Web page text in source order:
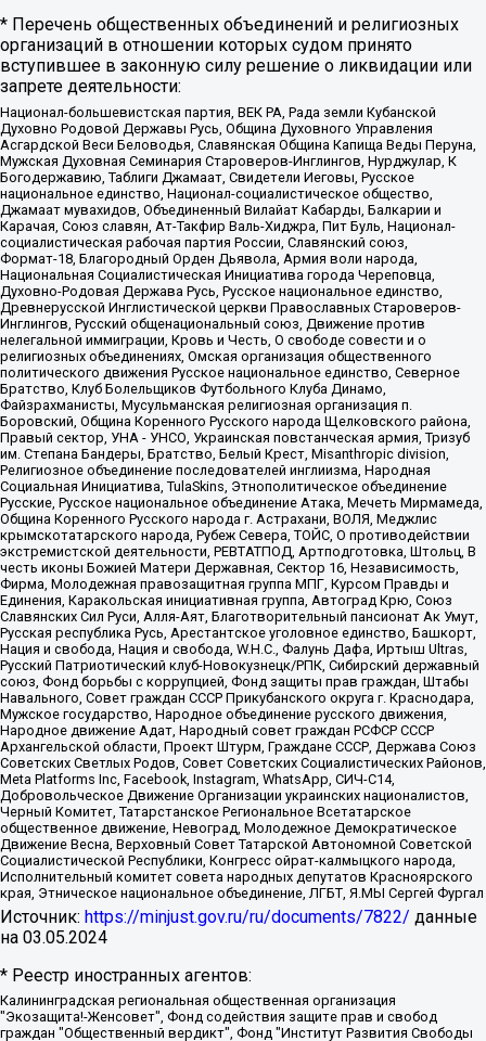
* Перечень общественных объединений и религиозных
организаций в отношении которых судом принято
вступившее в законную силу решение о ликвидации или
запрете деятельности:
Национал-большевистская партия, ВЕК РА, Рада земли Кубанской
Духовно Родовой Державы Русь, Община Духовного Управления
Асгардской Веси Беловодья, Славянская Община Капища Веды Перуна,
Мужская Духовная Семинария Староверов-Инглингов, Нурджулар, К
Богодержавию, Таблиги Джамаат, Свидетели Иеговы, Русское
национальное единство, Национал-социалистическое общество,
Джамаат мувахидов, Объединенный Вилайат Кабарды, Балкарии и
Карачая, Союз славян, Ат-Такфир Валь-Хиджра, Пит Буль, Национал-
социалистическая рабочая партия России, Славянский союз,
Формат-18, Благородный Орден Дьявола, Армия воли народа,
Национальная Социалистическая Инициатива города Череповца,
Духовно-Родовая Держава Русь, Русское национальное единство,
Древнерусской Инглистической церкви Православных Староверов-
Инглингов, Русский общенациональный союз, Движение против
нелегальной иммиграции, Кровь и Честь, О свободе совести и о
религиозных объединениях, Омская организация общественного
политического движения Русское национальное единство, Северное
Братство, Клуб Болельщиков Футбольного Клуба Динамо,
Файзрахманисты, Мусульманская религиозная организация п.
Боровский, Община Коренного Русского народа Щелковского района,
Правый сектор, УНА - УНСО, Украинская повстанческая армия, Тризуб
им. Степана Бандеры, Братство, Белый Крест, Misanthropic division,
Религиозное объединение последователей инглиизма, Народная
Социальная Инициатива, TulaSkins, Этнополитическое объединение
Русские, Русское национальное объединение Атака, Мечеть Мирмамеда,
Община Коренного Русского народа г. Астрахани, ВОЛЯ, Меджлис
крымскотатарского народа, Рубеж Севера, ТОЙС, О противодействии
экстремистской деятельности, РЕВТАТПОД, Артподготовка, Штольц, В
честь иконы Божией Матери Державная, Сектор 16, Независимость,
Фирма, Молодежная правозащитная группа МПГ, Курсом Правды и
Единения, Каракольская инициативная группа, Автоград Крю, Союз
Славянских Сил Руси, Алля-Аят, Благотворительный пансионат Ак Умут,
Русская республика Русь, Арестантское уголовное единство, Башкорт,
Нация и свобода, Нация и свобода, W.H.С., Фалунь Дафа, Иртыш Ultras,
Русский Патриотический клуб-Новокузнецк/РПК, Сибирский державный
союз, Фонд борьбы с коррупцией, Фонд защиты прав граждан, Штабы
Навального, Совет граждан СССР Прикубанского округа г. Краснодара,
Мужское государство, Народное объединение русского движения,
Народное движение Адат, Народный совет граждан РСФСР СССР
Архангельской области, Проект Штурм, Граждане СССР, Держава Союз
Советских Светлых Родов, Совет Советских Социалистических Районов,
Meta Platforms Inc, Facebook, Instagram, WhatsApp, СИЧ-С14,
Добровольческое Движение Организации украинских националистов,
Черный Комитет, Татарстанское Региональное Всетатарское
общественное движение, Невоград, Молодежное Демократическое
Движение Весна, Верховный Совет Татарской Автономной Советской
Социалистической Республики, Конгресс ойрат-калмыцкого народа,
Исполнительный комитет совета народных депутатов Красноярского
края, Этническое национальное объединение, ЛГБТ, Я.МЫ Сергей Фургал
Источник: https://minjust.gov.ru/ru/documents/7822/ данные
на 03.05.2024
* Реестр иностранных агентов:
Калининградская региональная общественная организация "Экозащита!-Женсовет", Фонд содействия защите прав и свобод граждан "Общественный вердикт", Фонд "Институт Развития Свободы Информации", Частное учреждение "Информационное агентство МЕМО. РУ", Региональная общественная организация "Общественная комиссия по сохранению наследия академика Сахарова", Фонд поддержки свободы прессы, Санкт-Петербургская общественная правозащитная организация "Гражданский контроль", Межрегиональная общественная организация "Информационно-просветительский центр "Мемориал", Региональный Фонд "Центр Защиты Прав Средств Массовой Информации", с 05.12.2023 Фонд "Центр Защиты Прав Средств массовой информации", Региональная общественная благотворительная организация помощи беженцам и мигрантам "Гражданское содействие", Негосударственное образовательное учреждение дополнительного профессионального образования (повышение квалификации) специалистов "АКАДЕМИЯ ПО ПРАВАМ ЧЕЛОВЕКА", Свердловская региональная общественная организация "Сутяжник", Автономная некоммерческая организация "Центр независимых социологических исследований", Союз общественных объединений "Российский исследовательский центр по правам человека", Региональное общественное учреждение научно-информационный центр "МЕМОРИАЛ", Некоммерческая организация "Фонд защиты гласности", Автономная некоммерческая организация "Институт прав человека", Городская общественная организация "Екатеринбургское общество "МЕМОРИАЛ", Городская общественная организация "Рязанское историко-просветительское и правозащитное общество "Мемориал" (Рязанский Мемориал), Челябинский региональный орган общественной самодеятельности – женское общественное объединение "Женщины Евразии", Челябинский региональный орган общественной самодеятельности "Уральская правозащитная группа", Фонд содействия защите здоровья и социальной справедливости имени Андрея Рылькова, Автономная Некоммерческая Организация "Аналитический Центр Юрия Левады", Автономная некоммерческая организация социальной поддержки населения "Проект Апрель", Региональная общественная организация помощи женщинам и детям, находящимся в кризисной ситуации "Информационно-методический центр "Анна", Фонд содействия развитию массовых коммуникаций и правовому просвещению "Так-так-Так", Фонд содействия устойчивому развитию "Серебряная тайга", Свердловский региональный общественный фонд социальных проектов "Новое время", "Idel.Реалии", Кавказ.Реалии, Крым.Реалии, Телеканал Настоящее Время, Татаро-башкирская служба Радио Свобода (Azatliq Radiosi), Радио Свободная Европа/Радио Свобода (PCE/PC), "Сибирь.Реалии", "Фактограф", Благотворительный фонд помощи осужденным и их семьям, Автономная некоммерческая организация "Институт глобализации и социальных движений", Фонд "В защиту прав заключенных", Частное учреждение "Центр поддержки и содействия развитию средств массовой информации", Пензенский региональный общественный благотворительный фонд "Гражданский союз", "Север.Реалии", Некоммерческая организация Фонд "Правовая инициатива", Общество с ограниченной ответственностью "Радио Свободная Европа/Радио Свобода", Чешское информационное агентство "MEDIUM-ORIENT", Красноярская региональная общественная организация "Мы против СПИДа", Камалягин Денис Николаевич, Маркелов Сергей Евгеньевич, Пономарев Лев Александрович, Савицкая Людмила Алексеевна, Автономная некоммерческая организация "Центр по работе с проблемой насилия "НАСИЛИЮ.НЕТ", Межрегиональный профессиональный союз работников здравоохранения "Альянс врачей", Юридическое лицо, зарегистрированное в Латвийской Республике, SIA "Medusa Project" (регистрационный номер 40103797863, дата регистрации 10.06.2014), Некоммерческая организация "Фонд по борьбе с коррупцией", Автономная некоммерческая организация "Институт права и публичной политики", Баданин Роман Сергеевич, Гликин Максим Александрович, Железнова Мария Михайловна, Лукьянова Юлия Сергеевна, Маетная Елизавета Витальевна, Маняхин Петр Борисович, Чуракова Ольга Владимировна, Ярош Юлия Петровна, Юридическое лицо "The Insider SIA", зарегистрированное в Риге, Латвийская Республика (дата регистрации 26.06.2015), являющееся администратором доменного имени интернет-издания "The Insider SIA", https://theins.ru, Постернак Алексей Евгеньевич, Рубин Михаил Аркадьевич, Анин Роман Александрович, Юридическое лицо Istories fonds, зарегистрированное в Латвийской Республике (регистрационный номер 50008295751, дата регистрации 24.02.2020), Великовский Дмитрий Александрович, Долинина Ирина Николаевна, Мароховская Алеся Алексеевна, Шлейнов Роман Юрьевич, Шмагун Олеся Валентиновна, Общество с ограниченной ответственностью "Альтаир 2021", Общество с ограниченной ответственностью "Вега 2021", Общество с ограниченной ответственностью "Главный редактор 2021", Общество с ограниченной ответственностью "Ромашки монолит", Важенков Артем Валерьевич, Ивановская областная общественная организация "Центр гендерных исследований", Гурман Юрий Альбертович, Медиапроект "ОВД-Инфо", Егоров Владимир Владимирович, Жилинский Владимир Александрович, Общество с ограниченной ответственностью "ЗП", Иванова София Юрьевна, Карезина Инна Павловна, Кильтау Екатерина Викторовна, Петров Алексей Викторович, Пискунов Сергей Евгеньевич, Смирнов Сергей Сергеевич, Тихонов Михаил Сергеевич, Общество с ограниченной ответственностью "ЖУРНАЛИСТ-ИНОСТРАННЫЙ АГЕНТ", Арапова Галина Юрьевна, Вольтская Татьяна Анатольевна, Американская компания "Mason G.E.S. Anonymous Foundation" (США), являющаяся владельцем интернет-издания https://mnews.world/, Компания "Stichting Bellingcat", зарегистрированная в Нидерландах (дата регистрации 11.07.2018), Захаров Андрей Вячеславович, Клепиковская Екатерина Дмитриевна, Общество с ограниченной ответственностью "МЕМО", Перл Роман Александрович, Симонов Евгений Алексеевич, Соловьева Елена Анатольевна, Сотников Даниил Владимирович, Сурначева Елизавета Дмитриевна, Автономная некоммерческая организация по защите прав человека и информированию населения "Якутия – Наше Мнение", Общество с ограниченной ответственностью "Москоу диджитал медиа", с 26.01.2023 Общество с ограниченной ответственностью "Чайка Белые сады", Ветошкина Валерия Валерьевна, Заговора Максим Александрович, Межрегиональное общественное движение "Российская ЛГБТ - сеть", Оленичев Максим Владимирович, Павлов Иван Юрьевич, Скворцова Елена Сергеевна, Общество с ограниченной ответственностью "Как бы инагент", Кочетков Игорь Викторович, Общество с ограниченной ответственностью "Честные выборы", Еланчик Олег Александрович, Общество с ограниченной ответственностью "Нобелевский призыв", Гималова Регина Эмилевна, Григорьев Андрей Валерьевич, Григорьева Алина Александровна, Ассоциация по содействию защите прав призывников, альтернативнослужащих и военнослужащих "Правозащитная группа "Гражданин.Армия.Право", Хисамова Регина Фаритовна, Автономная некоммерческая организация по реализации социально-правовых программ "Лилит", Дальневосточное общественное движение "Маяк", Санкт-Петербургская ЛГБТ-инициативная группа "Выход", Инициативная группа ЛГБТ+ "Реверс", Алексеев Андрей Викторович, Бекбулатова Таисия Львовна, Беляев Иван Михайлович, Владыкина Елена Сергеевна, Гельман Марат Александрович, Никульшина Вероника Юрьевна, Толоконникова Надежда Андреевна, Шендерович Виктор Анатольевич, Общество с ограниченной ответственностью "Данное сообщение", Общество с ограниченной ответственностью Издательский дом "Новая глава", Айнбиндер Александра Александровна, Московский комьюнити-центр для ЛГБТ+инициатив, Благотворительный фонд развития филантропии, Deutsche Welle (Германия, Kurt-Schumacher-Strasse 3, 53113 Bonn), Борзунова Мария Михайловна, Воробьев Виктор Викторович, Голубева Анна Львовна, Константинова Алла Михайловна, Малкова Ирина Владимировна, Мурадов Мурад Абдулгалимович, Осетинская Елизавета Николаевна, Понасенков Евгений Николаевич, Ганапольский Матвей Юрьевич, Киселев Евгений Алексеевич, Борухович Ирина Григорьевна, Дремин Иван Тимофеевич, Дубровский Дмитрий Викторович, Красноярская региональная общественная организация поддержки и развития альтернативных образовательных технологий и межкультурных коммуникаций "ИНТЕРРА", Маяковская Екатерина Алексеевна, Фейгин Марк Захарович, Филимонов Андрей Викторович, Дзугкоева Регина Николаевна, Доброхотов Роман Александрович, Дудь Юрий Александрович, Елкин Сергей Владимирович, Кругликов Кирилл Игоревич, Сабунаева Мария Леонидовна, Семенов Алексей Владимирович, Шаинян Карен Багратович, Шульман Екатерина Михайловна, Асафьев Артур Валерьевич, Вахштайн Виктор Семенович, Венедиктов Алексей Алексеевич, Лушникова Екатерина Евгеньевна, Волков Леонид Михайлович, Невзоров Александр Глебович, Пархоменко Сергей Борисович, Сироткин Ярослав Николаевич, Кара-Мурза Владимир Владимирович, Баранова Наталья Владимировна, Гозман Леонид Яковлевич, Кагарлицкий Борис Юльевич, Климарев Михаил Валерьевич, Милов Владимир Станиславович, Автономная некоммерческая организация Краснодарский центр современного искусства "Типография", Моргенштерн Алишер Тагирович, Соболь Любовь Эдуардовна, Общество с ограниченной ответственностью "ЛИЗА НОРМ", Каспаров Гарри Кимович, Ходорковский Михаил Борисович, Общество с ограниченной ответственностью "Апрельские тезисы", Данилович Ирина Брониславовна, Кашин Олег Владимирович, Петров Николай Владимирович, Пивоваров Алексей Владимирович, Соколов Михаил Владимирович, Цветкова Юлия Владимировна, Чичваркин Евгений Александрович, Комитет против пыток/Команда против пыток, Общество с ограниченной ответственностью "Первый научный", Общество с ограниченной ответственностью "Вертолет и ко", Белоцерковская Вероника Борисовна, Кац Максим Евгеньевич, Лазарева Татьяна Юрьевна, Шаведдинов Руслан Табризович, Яшин Илья Валерьевич, Общество с ограниченной ответственностью "Иноагент ААВ", Алешковский Дмитрий Петрович, Альбац Евгения Марковна, Быков Дмитрий Львович, Галямина Юлия Евгеньевна, Лойко Сергей Леонидович, Мартынов Кирилл Константинович, Медведев Сергей Александрович, Крашенинников Федор Геннадиевич, Гордеева Катерина Вл